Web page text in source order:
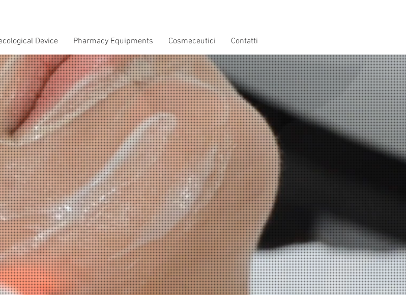
Device Pharmacy Equipments Cosmeceutici Contatti